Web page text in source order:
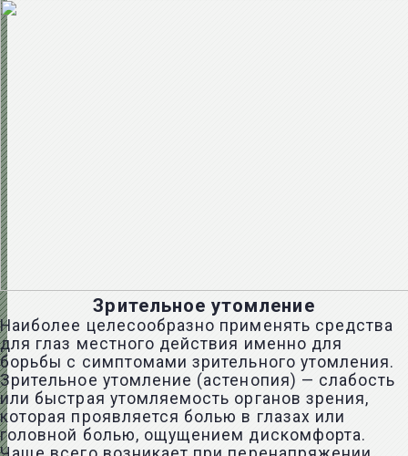
Зрительное утомление
Наиболее целесообразно применять средства
для глаз местного действия именно для
борьбы с симптомами зрительного утомления.
Зрительное утомление (астенопия) — слабость
или быстрая утомляемость органов зрения,
которая проявляется болью в глазах или
головной болью, ощущением дискомфорта.